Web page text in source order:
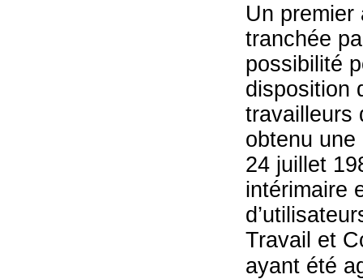
Un premier
tranchée
possibilité
disposition
travailleurs
obtenu une
24 juillet
intérimaire
Travail et
ayant été